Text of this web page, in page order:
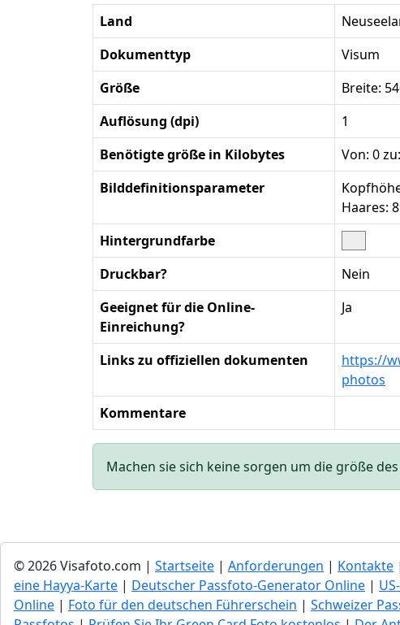
Land
Dokumenttyp
Visum
Größe
Breite:
Auflösung (dpi)
1
Benötigte größe in Kilobytes
Von: 0
Bilddefinitionsparameter
Haares:
Hintergrundfarbe
Druckbar?
Nein
Geeignet für die Online-
Einreichung?
Ja
Links zu offiziellen dokumenten
https://
photos
Kommentare
Machen sie sich keine sorgen um die größe
© 2026 Visafoto.com | Startseite | Anforderungen | Kontakte |
eine Hayya-Karte | Deutscher Passfoto-Generator Online |
Online | Foto für den deutschen Führerschein | Schweizer